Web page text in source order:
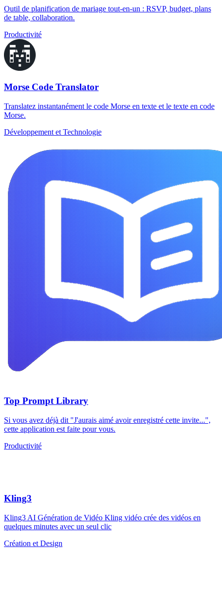
Outil de planification de mariage tout-en-un : RSVP, budget, plans
de table, collaboration.
Productivité
Morse Code Translator
Translatez instantanément le code Morse en texte et le texte en code
Morse.
Développement et Technologie
Top Prompt Library
Si vous avez déjà dit "J'aurais aimé avoir enregistré cette invite...",
cette application est faite pour vous.
Productivité
Kling3
Kling3 AI Génération de Vidéo Kling vidéo crée des vidéos en
quelques minutes avec un seul clic
Création et Design